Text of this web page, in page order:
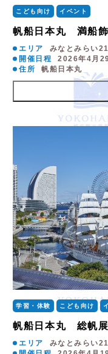
こども向け イベント
帆船日本丸 満船
エリア
みなとみらい21
開催日程
2026年4月
住所
帆船日本丸
学習・体験 こども向け
帆船日本丸 総帆
エリア
みなとみらい21